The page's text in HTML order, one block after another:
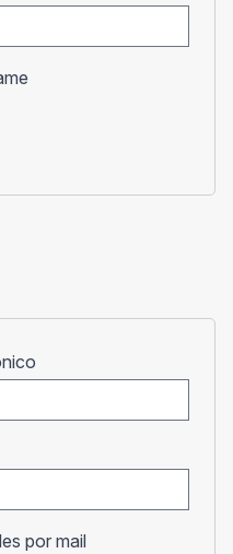
por mail